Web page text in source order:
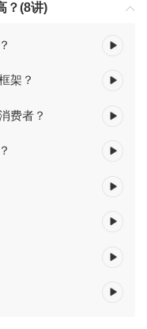
？(8讲)
架？
费者？